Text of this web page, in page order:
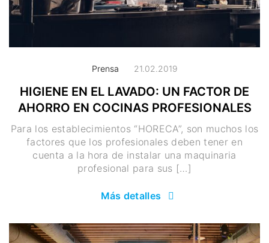
Prensa 21.02.2019
HIGIENE EN EL LAVADO: UN FACTOR DE
AHORRO EN COCINAS PROFESIONALES
Para los establecimientos “HORECA”, son muchos los
factores que los profesionales deben tener en
cuenta a la hora de instalar una maquinaria
profesional para sus […]
Más detalles